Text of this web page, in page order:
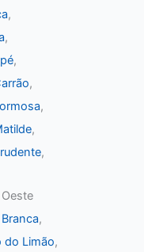
,
,
,
,
,
,
,
,
do Limão,